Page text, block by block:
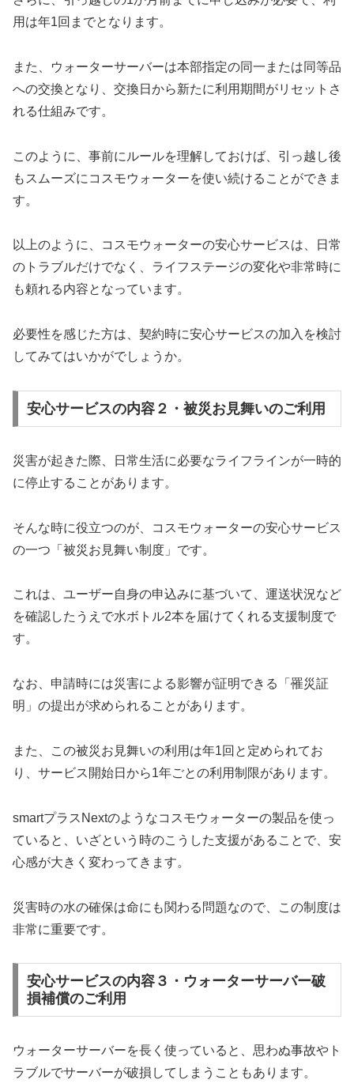
用は年1回までとなります。
また、ウォーターサーバーは本部指定の同一または同等品
への交換となり、交換日から新たに利用期間がリセットさ
れる仕組みです。
このように、事前にルールを理解しておけば、引っ越し後
もスムーズにコスモウォーターを使い続けることができま
す。
以上のように、コスモウォーターの安心サービスは、日常
のトラブルだけでなく、ライフステージの変化や非常時に
も頼れる内容となっています。
必要性を感じた方は、契約時に安心サービスの加入を検討
してみてはいかがでしょうか。
安心サービスの内容２・被災お見舞いのご利用
災害が起きた際、日常生活に必要なライフラインが一時的
に停止することがあります。
そんな時に役立つのが、コスモウォーターの安心サービス
の一つ「被災お見舞い制度」です。
これは、ユーザー自身の申込みに基づいて、運送状況など
を確認したうえで水ボトル2本を届けてくれる支援制度で
す。
なお、申請時には災害による影響が証明できる「罹災証
明」の提出が求められることがあります。
また、この被災お見舞いの利用は年1回と定められてお
り、サービス開始日から1年ごとの利用制限があります。
smartプラスNextのようなコスモウォーターの製品を使っ
ていると、いざという時のこうした支援があることで、安
心感が大きく変わってきます。
災害時の水の確保は命にも関わる問題なので、この制度は
非常に重要です。
安心サービスの内容３・ウォーターサーバー破
損補償のご利用
ウォーターサーバーを長く使っていると、思わぬ事故やト
ラブルでサーバーが破損してしまうこともあります。